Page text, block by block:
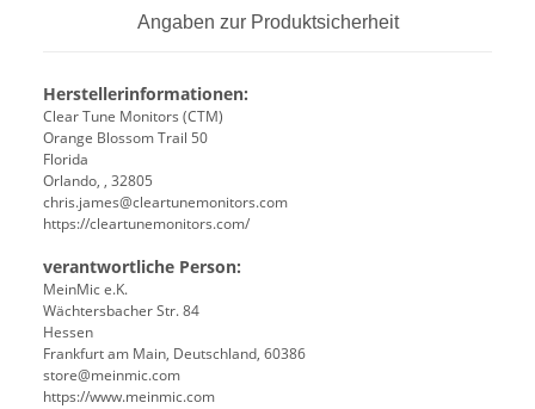
Angaben zur Produktsicherheit
Herstellerinformationen:
Clear Tune Monitors (CTM)
Orange Blossom Trail 50
Florida
Orlando, , 32805
chris.james@cleartunemonitors.com
https://cleartunemonitors.com/
verantwortliche Person:
MeinMic e.K.
Wächtersbacher Str. 84
Hessen
Frankfurt am Main, Deutschland, 60386
store@meinmic.com
https://www.meinmic.com